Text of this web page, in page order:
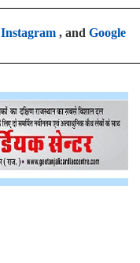
Instagram, and Google